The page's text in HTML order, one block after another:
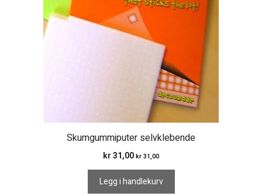
Skumgummiputer selvklebende
kr 31,00 kr 31,00
Legg i handlekurv